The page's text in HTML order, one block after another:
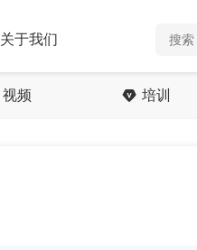
关于我们
视频 培训